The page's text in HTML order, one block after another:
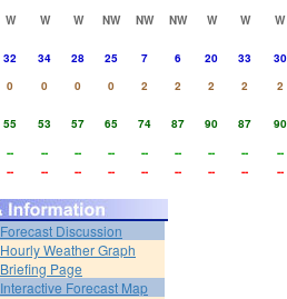
W W W NW NW NW W W W
32 34 28 25 7 6 20 33 30
0 0 0 0 2 2 2 2 2
55 53 57 65 74 87 90 87 90
-- -- -- -- -- -- -- -- --
-- -- -- -- -- -- -- -- --
Forecast Discussion
Hourly Weather Graph
Briefing Page
Interactive Forecast Map